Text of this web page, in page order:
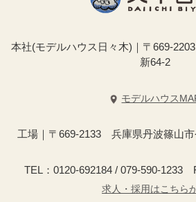
本社(モデルハウス日々木)｜〒669-
新64-2
モデルハウス
工場｜〒669-2133 兵庫県丹波篠山市
TEL：0120-692184 / 079-590-1233
求人・採用はこちら